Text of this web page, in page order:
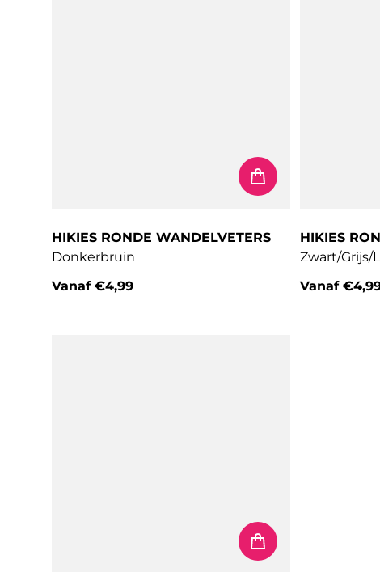
HIKIES RONDE WANDELVETERS
Donkerbruin
Vanaf€4,99
HIKIES
Zwart/Grijs/
Vanaf